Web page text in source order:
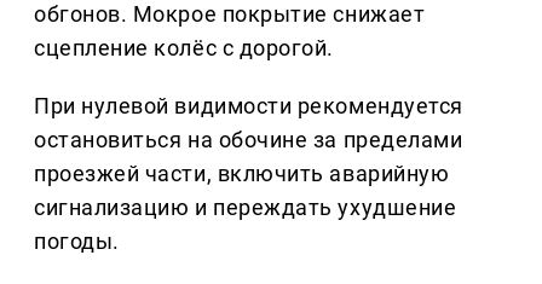
обгонов. Мокрое покрытие снижает
сцепление колёс с дорогой.
При нулевой видимости рекомендуется
остановиться на обочине за пределами
проезжей части, включить аварийную
сигнализацию и переждать ухудшение
погоды.